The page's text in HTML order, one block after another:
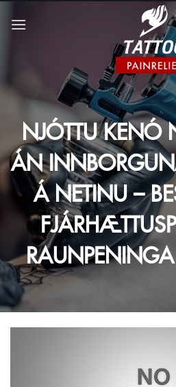
NJÓTTU KENÓ
ÁN
Á NETINU –